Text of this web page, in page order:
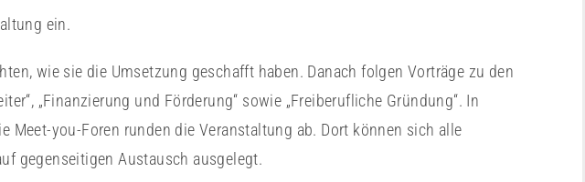
ein.
wie sie die Umsetzung geschafft haben. Danach folgen Vorträge zu den
„Finanzierung und Förderung“ sowie „Freiberufliche Gründung“. In
Meet-you-Foren runden die Veranstaltung ab. Dort können sich alle
gegenseitigen Austausch ausgelegt.